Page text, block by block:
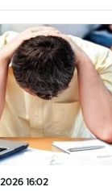
16:02